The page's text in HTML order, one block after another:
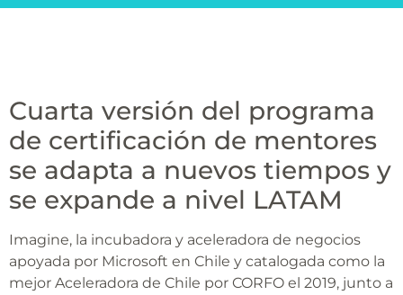
Cuarta versión del programa
de certificación de mentores
se adapta a nuevos tiempos y
se expande a nivel LATAM
Imagine, la incubadora y aceleradora de negocios
apoyada por Microsoft en Chile y catalogada como la
mejor Aceleradora de Chile por CORFO el 2019, junto a